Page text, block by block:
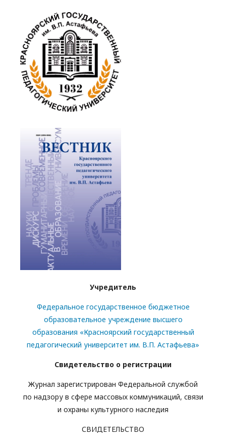
Учредитель
Федеральное государственное бюджетное
образовательное учреждение высшего
образования «Красноярский государственный
педагогический университет им. В.П. Астафьева»
Свидетельство о регистрации
Журнал зарегистрирован Федеральной службой
по надзору в сфере массовых коммуникаций, связи
и охраны культурного наследия
СВИДЕТЕЛЬСТВО